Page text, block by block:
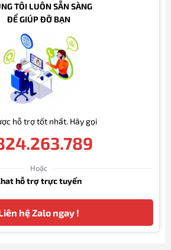
TÔI LUÔN SẴN SÀNG
ĐỂ GIÚP ĐỠ BẠN
hỗ trợ tốt nhất. Hãy gọi
Hoặc
hỗ trợ trực tuyến
hệ Zalo ngay !